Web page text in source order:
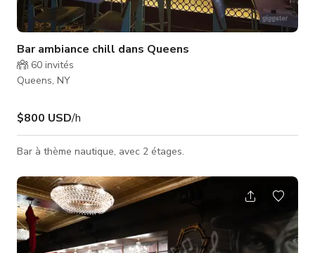
Bar ambiance chill dans Queens
60 invités
Queens, NY
$800 USD/h
Bar à thème nautique, avec 2 étages.